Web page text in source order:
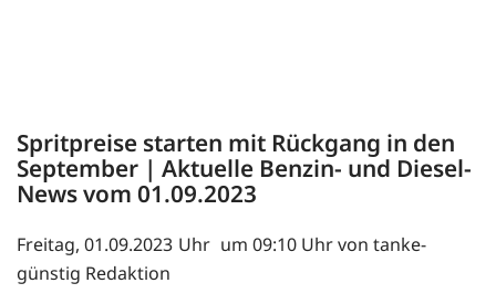
Spritpreise starten mit Rückgang in den
September | Aktuelle Benzin- und Diesel-
News vom 01.09.2023
Freitag, 01.09.2023
um 09:10 Uhr von tanke-
günstig Redaktion